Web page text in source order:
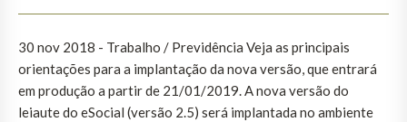
30 nov 2018 - Trabalho / Previdência Veja as principais
orientações para a implantação da nova versão, que entrará
em produção a partir de 21/01/2019. A nova versão do
leiaute do eSocial (versão 2.5) será implantada no ambiente